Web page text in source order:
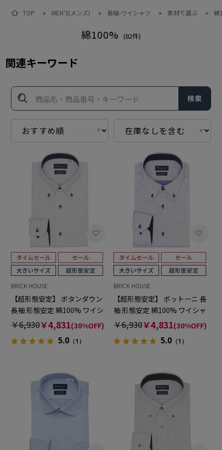
TOP > MEN'S(メンズ) > 長袖-ワイシャツ > 素材で選ぶ > 綿
綿100% (82件)
関連キーワード
検索
BRICK HOUSE
【超形態安定】 ボタンダウン
長袖 形態安定 綿100% ワイシ
ャツ 大きいサイズ
￥6,930￥4,831(30%OFF)
5.0（1）
BRICK HOUSE
【超形態安定】 ボットーニ 長
袖 形態安定 綿100% ワイシャ
ツ 大きいサイズ
￥6,930￥4,831(30%OFF)
5.0 （1）